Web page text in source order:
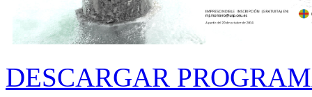
DESCARGAR